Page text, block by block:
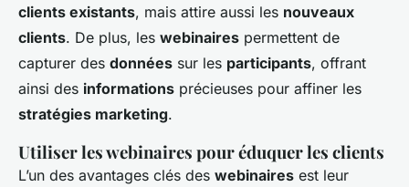
clients existants, mais attire aussi les nouveaux
clients. De plus, les webinaires permettent de
capturer des données sur les participants, offrant
ainsi des informations précieuses pour affiner les
stratégies marketing.
Utiliser les webinaires pour éduquer les clients
L’un des avantages clés des webinaires est leur